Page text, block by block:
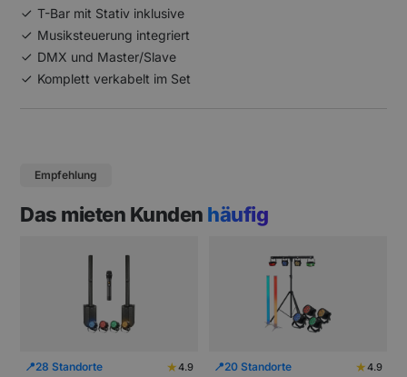
T-Bar mit Stativ inklusive
Musiksteuerung integriert
DMX und Master/Slave
Komplett verkabelt im Set
Empfehlung
Das mieten Kunden häufig
📍28 Standorte ★4.9 📍20 Standorte ★4.9